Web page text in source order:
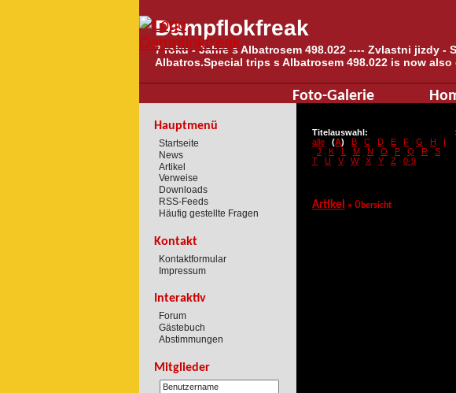
Dampflokfreak
7 roku - Jahre s Albatrosem 498.022 ---- Zvlastni jizdy -
Albatros.Special trips s Albatrosem 498.022 is now
Foto-Galerie
Hauptmenü
Startseite
News
Artikel
Verweise
Downloads
RSS-Feeds
Häufig gestellte Fragen
Kontakt
Kontaktformular
Impressum
Interaktiv
Forum
Gästebuch
Abstimmungen
Mitglieder
Titelauswahl:
alle
(A) B C D E F G H
I
J
K L M N O P Q R
S
T
U V W X Y Z 0-9
Artikel » Übersicht